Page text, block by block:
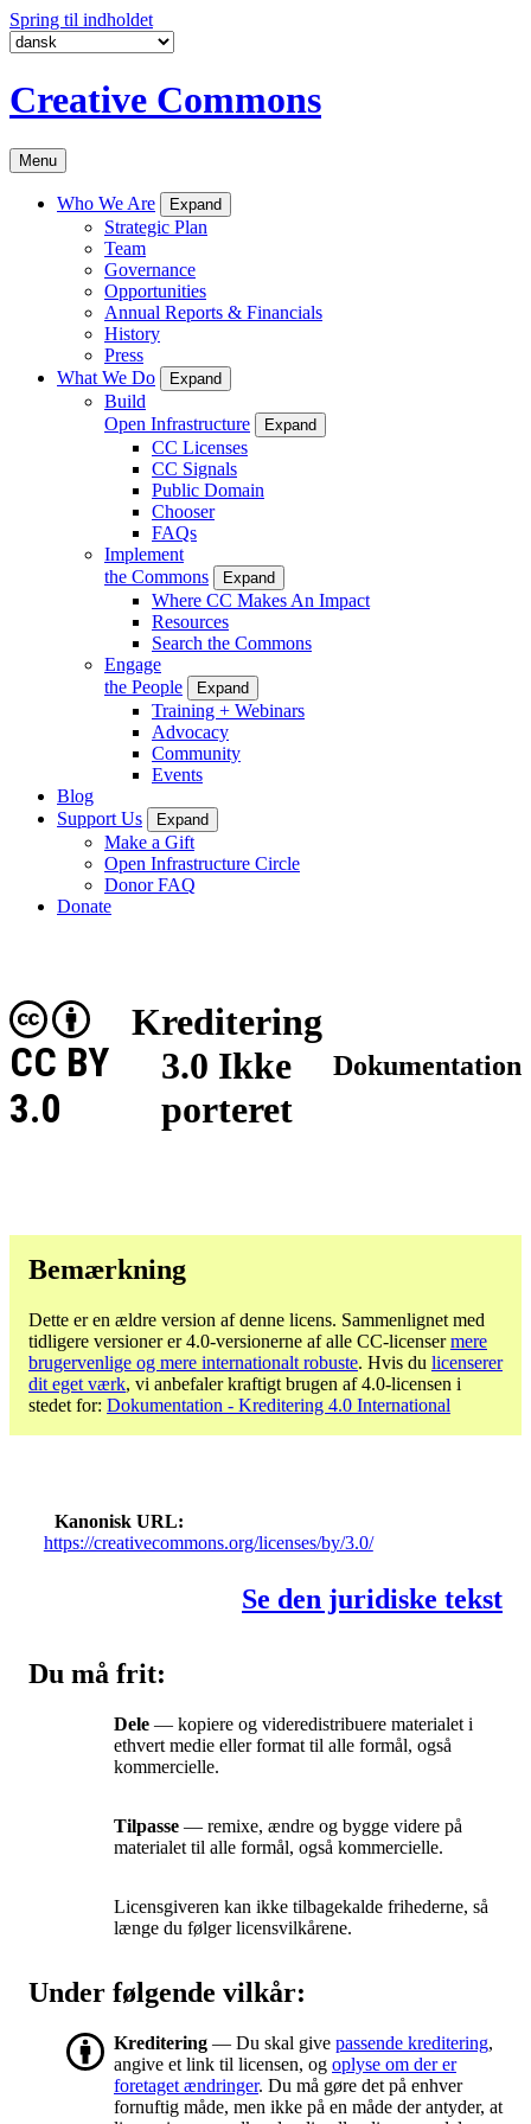
Spring til indholdet
Creative Commons
Menu
Who We Are Expand
Strategic Plan
Team
Governance
Opportunities
Annual Reports & Financials
History
Press
What We Do
Expand
Build
Open Infrastructure
Expand
CC Licenses
CC Signals
Public Domain
Chooser
FAQs
Implement
the Commons
Expand
Where CC Makes An Impact
Resources
Search the Commons
Engage
the People
Expand
Training + Webinars
Advocacy
Community
Events
Blog
Support Us
Expand
Make a Gift
Open Infrastructure Circle
Donor FAQ
Donate
Kreditering
3.0 Ikke
porteret
CC BY
3.0
Dokumentation
Bemærkning
Dette er en ældre version af denne licens. Sammenlignet med
tidligere versioner er 4.0-versionerne af alle CC-licensermere
brugervenlige og mere internationalt robuste. Hvis du licenserer
dit eget værk, vi anbefaler kraftigt brugen af ​​4.0-licensen i
stedet for: Dokumentation - Kreditering 4.0 International
Kanonisk URL
https://creativecommons.org/licenses/by/3.0/
Se den juridiske tekst
Du må frit:
Dele — kopiere og videredistribuere materialet i
ethvert medie eller format til alle formål, også
kommercielle.
Tilpasse — remixe, ændre og bygge videre på
materialet til alle formål, også kommercielle.
Licensgiveren kan ikke tilbagekalde frihederne, så
længe du følger licensvilkårene.
Under følgende vilkår:
Kreditering — Du skal give passende kreditering,
angive et link til licensen, og oplyse om der er
foretaget ændringer. Du må gøre det på enhver
fornuftig måde, men ikke på en måde der antyder, at